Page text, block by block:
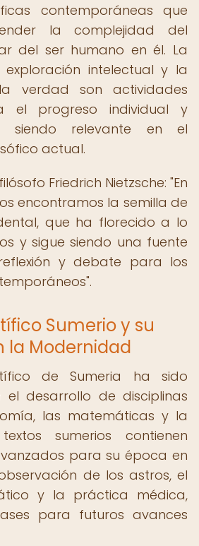
contemporáneas que
la complejidad del
del ser humano en él. La
intelectual y la
verdad son actividades
el progreso individual y
siendo relevante en el
actual.
Friedrich Nietzsche: "En
encontramos la semilla de
que ha florecido a lo
y sigue siendo una fuente
y debate para los
Sumerio y su
la Modernidad
de Sumeria ha sido
el desarrollo de disciplinas
las matemáticas y la
sumerios contienen
para su época en
de los astros, el
y la práctica médica,
para futuros avances